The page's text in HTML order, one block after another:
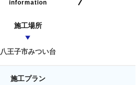
information
施工場所
八王子市みつい台
施工プラン